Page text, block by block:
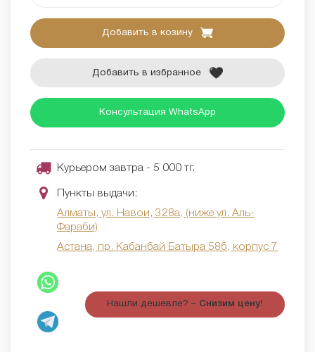
Добавить в козину
Добавить в избранное
Консультация WhatsApp
Курьером завтра - 5 000 тг.
Пункты выдачи:
Алматы, ул. Навои, 328а, (ниже ул. Аль-
Фараби)
Астана, пр. Кабанбай Батыра 58б, корпус 7
Нашли дешевле? – Снизим цену!